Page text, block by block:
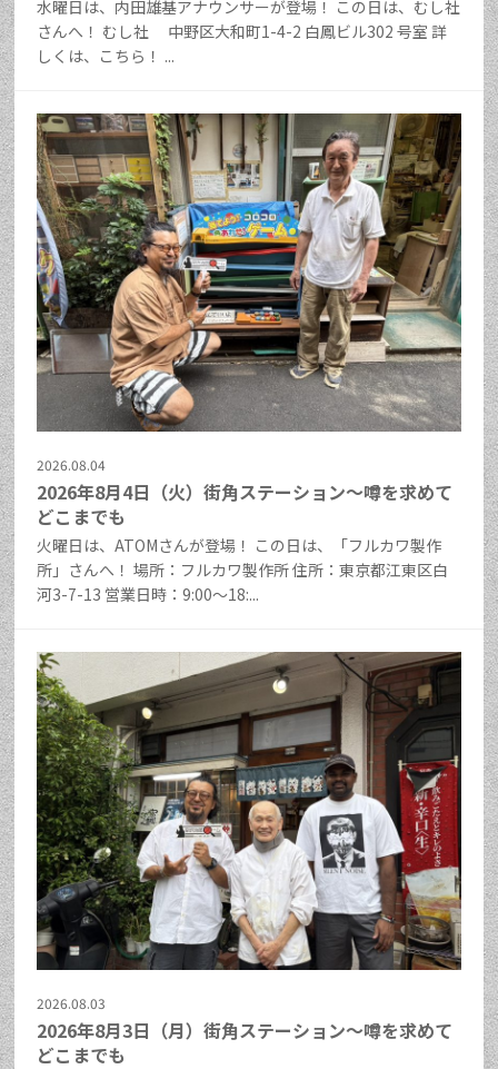
水曜日は、内田雄基アナウンサーが登場！ この日は、むし社
さんへ！ むし社 中野区大和町1-4-2 白鳳ビル302 号室 詳
しくは、こちら！ ...
2026.08.04
2026年8月4日（火）街角ステーション～噂を求めて
どこまでも
火曜日は、ATOMさんが登場！ この日は、「フルカワ製作
所」さんへ！ 場所：フルカワ製作所 住所：東京都江東区白
河3-7-13 営業日時：9:00～18:...
2026.08.03
2026年8月3日（月）街角ステーション～噂を求めて
どこまでも